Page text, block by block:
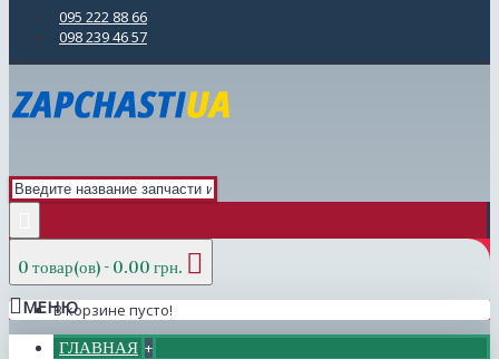
095 222 88 66
098 239 46 57
0 товар(ов) - 0.00 грн.
В корзине пусто!
МЕНЮ
ГЛАВНАЯ +